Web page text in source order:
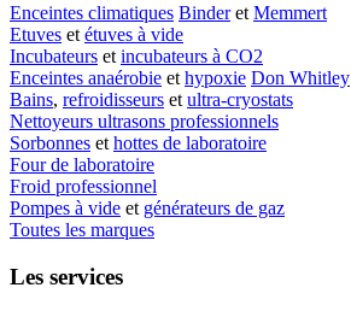
Enceintes climatiques Binderet Memmert
Etuves et étuves à vide
Incubateurs et incubateurs à CO2
Enceintes anaérobie et hypoxie Don Whitley
Bains, refroidisseurs et ultra-cryostats
Nettoyeurs ultrasons professionnels
Sorbonnes et hottes de laboratoire
Four de laboratoire
Froid professionnel
Pompes à vide et générateurs de gaz
Toutes les marques
Les services